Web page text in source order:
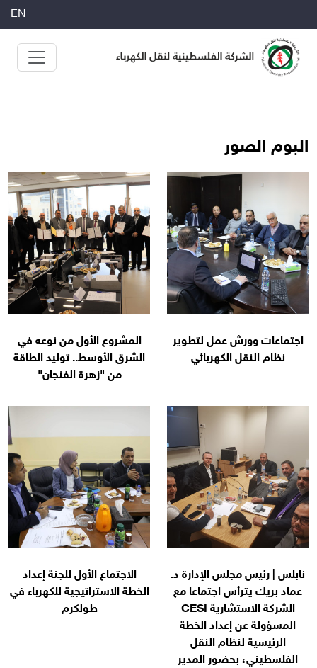
EN
البوم الصور
اجتماعات وورش عمل لتطوير
نظام النقل الكهربائي
المشروع الأول من نوعه في
الشرق الأوسط.. توليد الطاقة
من "زهرة الفنجان"
نابلس | رئيس مجلس الإدارة د.
عماد بريك يترأس اجتماعا مع
الشركة الاستشارية CESI
المسؤولة عن إعداد الخطة
الرئيسية لنظام النقل
الفلسطيني، بحضور المدير
الاجتماع الأول للجنة إعداد
الخطة الاستراتيجية للكهرباء في
طولكرم